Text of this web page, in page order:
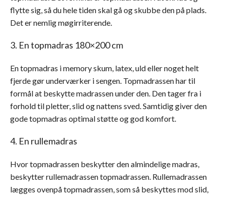
flytte sig, så du hele tiden skal gå og skubbe den på plads.
Det er nemlig møgirriterende.
3. En topmadras 180×200 cm
En topmadras i memory skum, latex, uld eller noget helt
fjerde gør underværker i sengen. Topmadrassen har til
formål at beskytte madrassen under den. Den tager fra i
forhold til pletter, slid og nattens sved. Samtidig giver den
gode topmadras optimal støtte og god komfort.
4. En rullemadras
Hvor topmadrassen beskytter den almindelige madras,
beskytter rullemadrassen topmadrassen. Rullemadrassen
lægges ovenpå topmadrassen, som så beskyttes mod slid,